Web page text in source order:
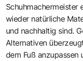
Schuhmachermeister
wieder natürliche
und nachhaltig sind.
Alternativen
dem Fuß anzupassen